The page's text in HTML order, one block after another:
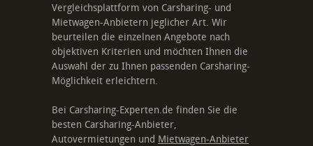
Vergleichsplattform von Carsharing- und
Mietwagen-Anbietern jeglicher Art. Wir
beurteilen die einzelnen Angebote nach
objektiven Kriterien und möchten Ihnen die
Auswahl der zu Ihnen passenden Carsharing-
Möglichkeit erleichtern.
Bei Carsharing-Experten.de finden Sie die
besten Carsharing-Anbieter,
Autovermietungen und Mietwagen-Anbieter